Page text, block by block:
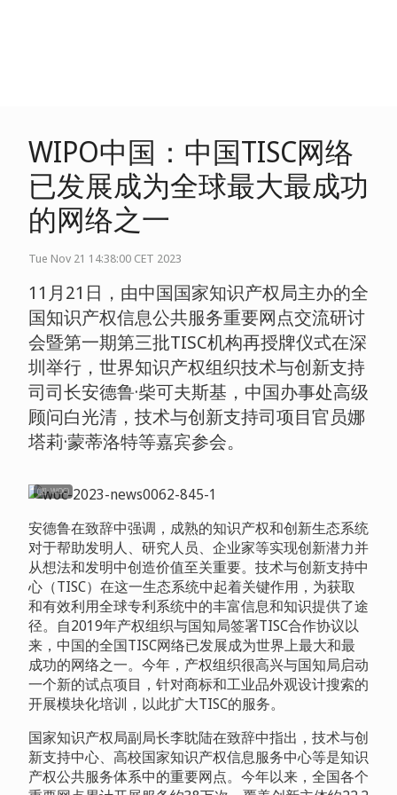
WIPO中国：中国TISC网络
已发展成为全球最大最成功
的网络之一
Tue Nov 21 14:38:00 CET 2023
11 月21 日，由中国国家知识产权局主办的全
国知识产权信息公共服务重要网点交流研讨
会暨第一期第三批TISC机构再授牌仪式在深
圳举行，世界知识产权组织技术与创新支持
司司长安德鲁·柴可夫斯基，中国办事处高级
顾问白光清，技术与创新支持司项目官员娜
塔莉·蒙蒂洛特等嘉宾参会。
(图: WOC)
安德鲁在致辞中强调，成熟的知识产权和创新生态系统
对于帮助发明人、研究人员、企业家等实现创新潜力并
从想法和发明中创造价值至关重要。技术与创新支持中
心（TISC）在这一生态系统中起着关键作用，为获取
和有效利用全球专利系统中的丰富信息和知识提供了途
径。自2019年产权组织与国知局签署TISC合作协议以
来，中国的全国TISC网络已发展成为世界上最大和最
成功的网络之一。今年，产权组织很高兴与国知局启动
一个新的试点项目，针对商标和工业品外观设计搜索的
开展模块化培训，以此扩大TISC的服务。
国家知识产权局副局长李眈陆在致辞中指出，技术与创
新支持中心、高校国家知识产权信息服务中心等是知识
产权公共服务体系中的重要网点。今年以来，全国各个